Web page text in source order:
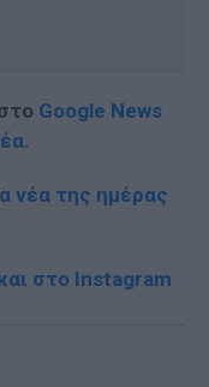
Google News
.
νέα της ημέρας
στο Instagram